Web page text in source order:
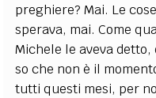
preghiere? Mai. Le
sperava, mai. Come
Michele le aveva detto,
so che non è il
tutti questi mesi, per